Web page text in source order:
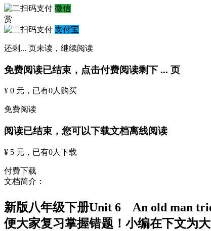
微信
赏
支付宝
还剩 ... 页未读， 继续阅读
免费阅读已结束，点击付费阅读剩下 ... 页
¥ 0 元 ，已有0人购买
免费阅读
阅读已结束，您可以下载文档离线阅读
¥ 5 元 ，已有0人下载
付费下载
文档简介：
新版八年级下册Unit 6 An old man
便大家复习掌握错题！小编在下文为